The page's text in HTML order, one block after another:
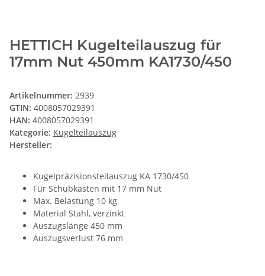
HETTICH Kugelteilauszug für
17mm Nut 450mm KA1730/450
Artikelnummer: 2939
GTIN: 4008057029391
HAN: 4008057029391
Kategorie: Kugelteilauszug
Hersteller:
Kugelpräzisionsteilauszug KA 1730/450
Für Schubkästen mit 17 mm Nut
Max. Belastung 10 kg
Material Stahl, verzinkt
Auszugslänge 450 mm
Auszugsverlust 76 mm